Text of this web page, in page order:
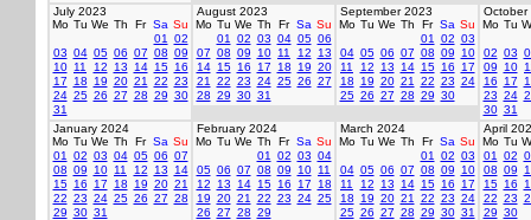
July 2023
Mo Tu We Th Fr Sa Su
01
02
03 04 05 06 07 08 09
10 11 12 13 14 15 16
17
18 19 20 21 22 23
24 25 26 27 28 29 30
31
August 2023
Mo Tu We Th Fr Sa Su
01
02 03 04 05 06
07 08 09 10 11 12
13
14 15 16 17 18 19 20
21
22 23 24 25 26 27
28 29 30 31
September 2023
Mo Tu We Th Fr Sa Su
01
02 03
04 05 06 07 08 09
10
11
12 13 14 15 16
17
18
19 20 21 22 23 24
25 26 27 28 29 30
October
Mo Tu
02 03
09
10
16
17
23 24
30 31
January 2024
Mo Tu We Th Fr Sa Su
01
02 03 04 05 06 07
08 09 10 11 12 13
14
15 16 17 18 19 20 21
22 23 24 25 26 27 28
29 30 31
February 2024
Mo Tu We Th Fr Sa Su
01
02 03 04
05 06 07 08 09 10 11
12
13 14 15 16 17
18
19 20 21 22 23 24 25
26 27 28 29
March 2024
Mo Tu We Th Fr Sa Su
01
02 03
04 05 06 07 08 09
10
11
12 13 14 15 16
17
18
19 20 21 22 23 24
25 26 27 28 29 30 31
April
Mo Tu
01
02
08 09
15 16
22 23
29 30